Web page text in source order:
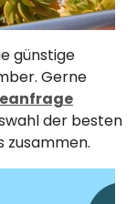
günstige
Gerne
der besten
zusammen.